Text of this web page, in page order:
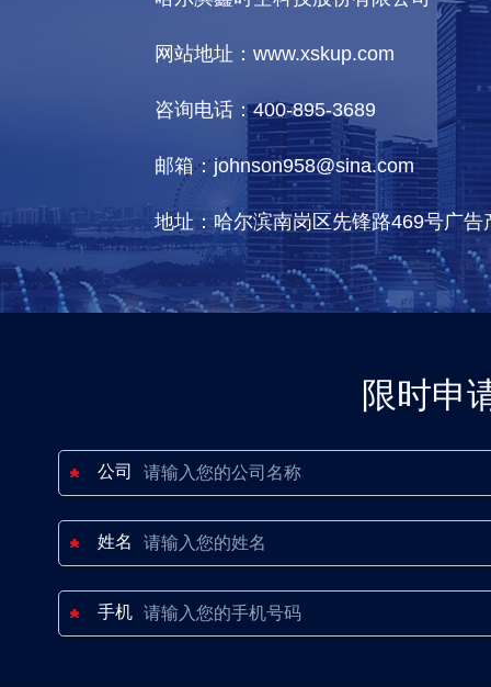
哈尔滨鑫时空科技股份有限公司
网站地址：www.xskup.com
咨询电话：400-895-3689
邮箱：johnson958@sina.com
地址：哈尔滨南岗区先锋路469号广
限时申
公司
姓名
手机